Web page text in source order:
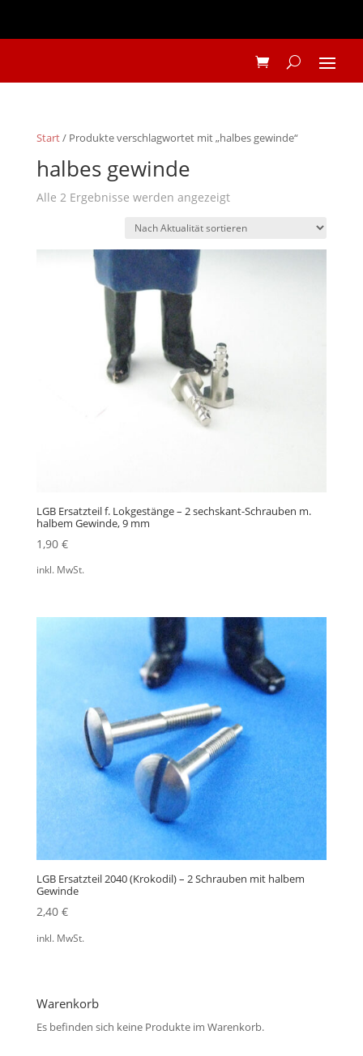
Start/ Produkte verschlagwortet mit „halbes gewinde“
halbes gewinde
Alle 2 Ergebnisse werden angezeigtNach
sortiert
LGB Ersatzteil f. Lokgestänge – 2 sechskant-Schrauben m.
halbem Gewinde, 9 mm
1,90 €
inkl. MwSt.
LGB Ersatzteil 2040 (Krokodil) – 2 Schrauben mit halbem
Gewinde
2,40 €
inkl. MwSt.
Warenkorb
Es befinden sich keine Produkte im Warenkorb.